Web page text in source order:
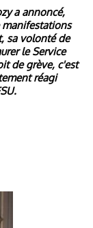
a annoncé,
manifestations
sa volonté de
le Service
de grève, c'est
réagi